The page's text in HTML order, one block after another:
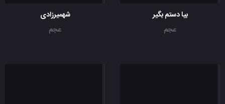
بیا دستم بگیر
عجم
شهمیرزادی
عجم